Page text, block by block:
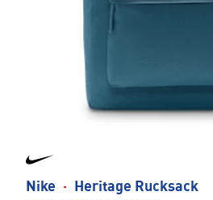
Nike · Heritage Rucksack